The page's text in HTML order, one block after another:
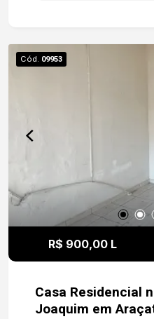
Cód. 09953
R$ 900,00 L
Casa Residencial
Joaquim em